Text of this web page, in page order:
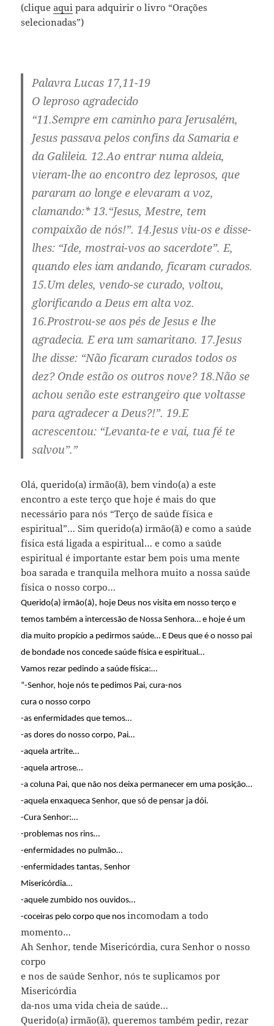
(cliqueaqui para adquirir o livro “Orações
selecionadas”)
Palavra Lucas 17,11-19
O leproso agradecido
“11.Sempre em caminho para Jerusalém,
Jesus passava pelos confins da Samaria e
da Galileia. 12.Ao entrar numa aldeia,
vieram-lhe ao encontro dez leprosos, que
pararam ao longe e elevaram a voz,
clamando:* 13.“Jesus, Mestre, tem
compaixão de nós!”. 14.Jesus viu-os e disse-
lhes: “Ide, mostrai-vos ao sacerdote”. E,
quando eles iam andando, ficaram curados.
15.Um deles, vendo-se curado, voltou,
glorificando a Deus em alta voz.
16.Prostrou-se aos pés de Jesus e lhe
agradecia. E era um samaritano. 17.Jesus
lhe disse: “Não ficaram curados todos os
dez? Onde estão os outros nove? 18.Não se
achou senão este estrangeiro que voltasse
para agradecer a Deus?!”. 19.E
acrescentou: “Levanta-te e vai, tua fé te
salvou”.”
Olá, querido(a) irmão(ã), bem vindo(a) a este
encontro a este terço que hoje é mais do que
necessário para nós “Terço de saúde física e
espiritual”… Sim querido(a) irmão(ã) e como a saúde
física está ligada a espiritual… e como a saúde
espiritual é importante estar bem pois uma mente
boa sarada e tranquila melhora muito a nossa saúde
física o nosso corpo…
Querido(a) irmão(ã), hoje Deus nos visita em nosso terço e
temos também a intercessão de Nossa Senhora… e hoje é um
dia muito propício a pedirmos saúde… E Deus que é o nosso pai
de bondade nos concede saúde física e espiritual…
Vamos rezar pedindo a saúde física:…
“-Senhor, hoje nós te pedimos Pai, cura-nos
cura o nosso corpo
-as enfermidades que temos…
-as dores do nosso corpo, Pai…
-aquela artrite…
-aquela artrose…
-a coluna Pai, que não nos deixa permanecer em uma posição…
-aquela enxaqueca Senhor, que só de pensar ja dói.
-Cura Senhor:…
-problemas nos rins…
-enfermidades no pulmão…
-enfermidades tantas, Senhor
Misericórdia…
-aquele zumbido nos ouvidos…
-coceiras pelo corpo que nosincomodam a todo
momento…
Ah Senhor, tende Misericórdia, cura Senhor o nosso
corpo
e nos de saúde Senhor, nós te suplicamos por
Misericórdia
da-nos uma vida cheia de saúde…
Querido(a) irmão(ã), queremos também pedir, rezar